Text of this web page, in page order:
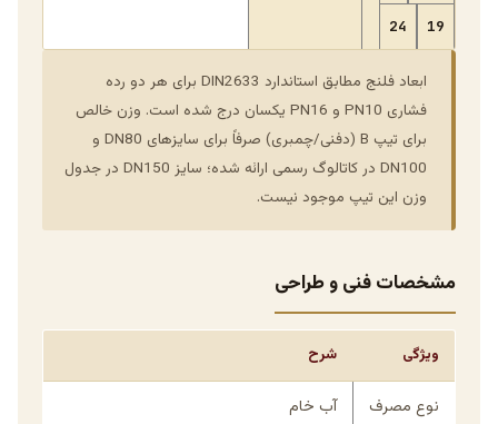
19
24
ابعاد فلنج مطابق استاندارد DIN2633 برای هر دو رده
فشاری PN10 و PN16 یکسان درج شده است. وزن خالص
برای تیپ B (دفنی/چمبری) صرفاً برای سایزهای DN80 و
DN100 در کاتالوگ رسمی ارائه شده؛ سایز DN150 در جدول
وزن این تیپ موجود نیست.
مشخصات فنی و طراحی
ویژگی شرح
نوع مصرف آب خام